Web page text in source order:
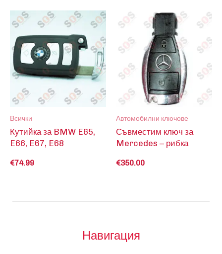
Всички
Кутийка за BMW E65,
E66, E67, E68
€74.99
Автомобилни ключове
Съвместим ключ за
Mercedes – рибка
€350.00
Навигация